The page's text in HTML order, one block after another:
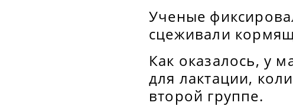
Ученые
сцеживали
Как оказалось, у
для лактации,
второй группе.